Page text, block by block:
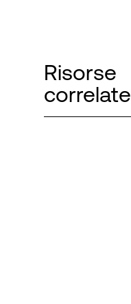
Risorse
correlate